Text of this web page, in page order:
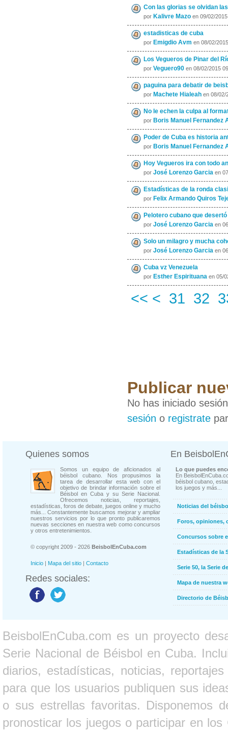
Con las glorias se olvidan
por Kalivre Mazo en 09/02/
estadisticas de cuba
por Emigdio Avm en 08/02/
Los Vegueros de Pinar del
por Veguero90 en 08/02/2015
paguina para debatir de
por Machete Hialeah en 08/02/
No le echen la culpa al
por Boris Manuel Fernandez
Poder de Cuba es historia
por Boris Manuel Fernandez
Hoy Vegueros ira con todo
por José Lorenzo Garcia en
Estadísticas de la ronda
por Felix Armando Quiros
Pelotero cubano que
por José Lorenzo Garcia en
Solo un milagro y mucha
por José Lorenzo Garcia en
Cuba vz Venezuela
por Esther Espirituana en 05/
<< < 31 32
Publicar
No has iniciado
sesión o registrate
Quienes somos
Somos un equipo de aficionados al
béisbol cubano. Nos propusimos la
tarea de desarrollar esta web con el
objetivo de brindar información sobre el
Béisbol en Cuba y su Serie Nacional.
Ofrecemos noticias, reportajes,
estadísticas, foros de debate, juegos online y mucho
más... Constantemente buscamos mejorar y ampliar
nuestros servicios por lo que pronto publicaremos
nuevas secciones en nuestra web como concursos
y otros entretenimientos.
© copyright 2009 - 2026 BeisbolEnCuba.com
Inicio | Mapa del sitio | Contacto
Redes sociales:
En
Lo que puedes
En
béisbol cubano,
los juegos y más...
Noticias del
Foros, opiniones,
Concursos sobre
Estadísticas de la
Serie 50, la Serie
Mapa de nuestra
Directorio de
BeisbolEnCuba.com es un proyecto
Serie Nacional de Béisbol en Cuba.
diarios, estadísticas, noticias,
para que los usuarios publiquen sus
o sus estrellas favoritas. Disponemos
pronosticar los juegos o participar en